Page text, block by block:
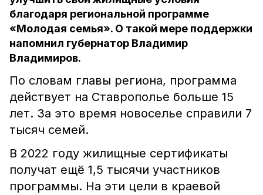
благодаря региональной программе
«Молодая семья». О такой мере поддержки
напомнил губернатор Владимир
Владимиров.
По словам главы региона, программа
действует на Ставрополье больше 15
лет. За это время новоселье справили 7
тысяч семей.
В 2022 году жилищные сертификаты
получат ещё 1,5 тысячи участников
программы. На эти цели в краевой